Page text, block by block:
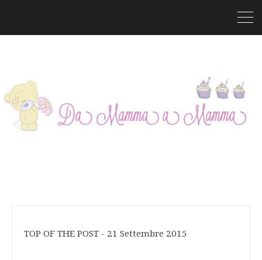
TOP OF THE POST - 21 Settembre 2015